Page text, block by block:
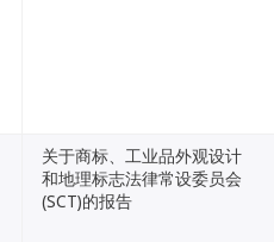
关于商标、工业品外观设计
和地理标志法律常设委员会
(SCT)的报告